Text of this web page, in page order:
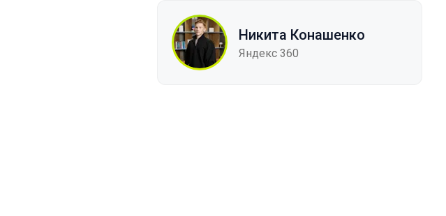
Никита Конашенко
Яндекс 360